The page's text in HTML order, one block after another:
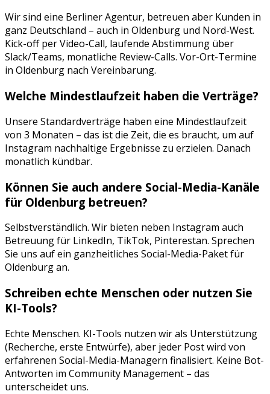
Wir sind eine Berliner Agentur, betreuen aber Kunden in
ganz Deutschland – auch in Oldenburg und Nord-West.
Kick-off per Video-Call, laufende Abstimmung über
Slack/Teams, monatliche Review-Calls. Vor-Ort-Termine
in Oldenburg nach Vereinbarung.
Welche Mindestlaufzeit haben die Verträge?
Unsere Standardverträge haben eine Mindestlaufzeit
von 3 Monaten – das ist die Zeit, die es braucht, um auf
Instagram nachhaltige Ergebnisse zu erzielen. Danach
monatlich kündbar.
Können Sie auch andere Social-Media-Kanäle
für Oldenburg betreuen?
Selbstverständlich. Wir bieten neben Instagram auch
Betreuung für LinkedIn, TikTok, Pinterestan. Sprechen
Sie uns auf ein ganzheitliches Social-Media-Paket für
Oldenburgan.
Schreiben echte Menschen oder nutzen Sie
KI-Tools?
Echte Menschen. KI-Tools nutzen wir als Unterstützung
(Recherche, erste Entwürfe), aber jeder Post wird von
erfahrenen Social-Media-Managern finalisiert. Keine Bot-
Antworten im Community Management – das
unterscheidet uns.